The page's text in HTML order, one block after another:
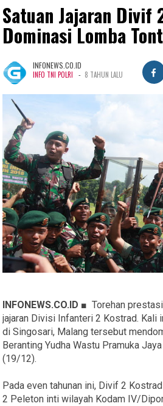
Satuan Jajaran Divif
Dominasi Lomba
INFONEWS.CO.ID
INFO TNI POLRI - 8 TAHUN LALU
INFONEWS.CO.ID ■ Torehan
jajaran Divisi Infanteri 2 Kostrad. Kali
di Singosari, Malang tersebut
Beranting Yudha Wastu Pramuka
(19/12).
Pada even tahunan ini, Divif 2
2 Peleton inti wilayah Kodam IV/